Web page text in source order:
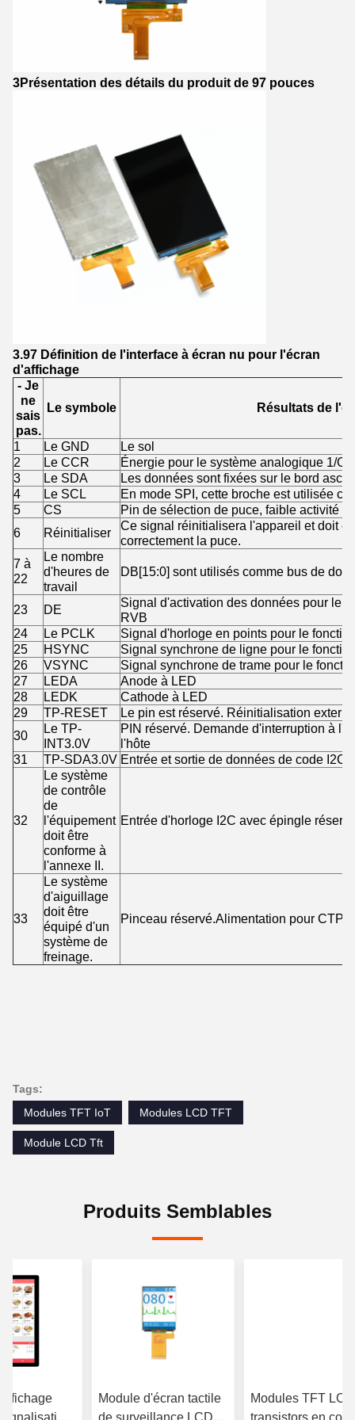
3Présentation des détails du produit de 97 pouces
3.97 Définition de l'interface à écran nu pour l'écran
d'affichage
- Je
ne
sais
pas.
Le symbole Résultats de
1 Le GND
Le sol
2
Le CCR
Énergie pour le système analogique 1/O,
3
Le SDA
Les données sont fixées sur le bord
4
Le SCL
En mode SPI, cette broche est utilisée
5
CS
Pin de sélection de puce, faible activité
6
Réinitialiser
Ce signal réinitialisera l'appareil et doit
correctement la puce.
7 à
22
Le nombre
d'heures de
travail
DB[15:0] sont utilisés comme bus de
23 DE
Signal d'activation des données pour le
RVB
24
Le PCLK
Signal d'horloge en points pour le
25
HSYNC
Signal synchrone de ligne pour le
26
VSYNC
Signal synchrone de trame pour le
27
LEDA
Anode à LED
28
LEDK
Cathode à LED
29
TP-RESET
Le pin est réservé. Réinitialisation
30
Le TP-
INT3.0V
PIN réservé. Demande d'interruption à
l'hôte
31
TP-SDA3.0V Entrée et sortie de données de code I2C
32
Le système
de contrôle
de
l'équipement
doit être
conforme à
l'annexe II.
Entrée d'horloge I2C avec épingle
33
Le système
d'aiguillage
doit être
équipé d'un
système de
freinage.
Pinceau réservé.Alimentation pour CTP
Tags:
Modules TFT IoT
Modules LCD TFT
Module LCD Tft
Produits Semblables
Module d'écran tactile
de surveillance LCD
Modules TFT
transistors en